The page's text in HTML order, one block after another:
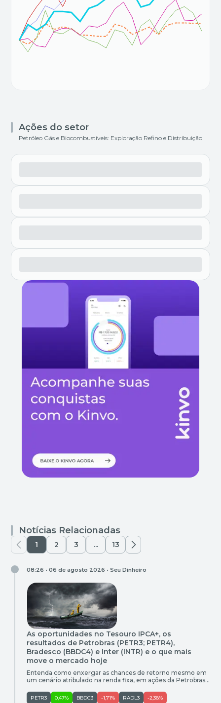
Ações do setor
Petróleo Gás e Biocombustíveis: Exploração Refino e Distribuição
Notícias Relacionadas
1 2 3 ... 13
08:26 • 06 de agosto 2026 • Seu Dinheiro
As oportunidades no Tesouro IPCA+, os
resultados de Petrobras (PETR3; PETR4),
Bradesco (BBDC4) e Inter (INTR) e o que mais
move o mercado hoje
Entenda como enxergar as chances de retorno mesmo em
um cenário atribulado na renda fixa, em ações da Petrobras
PETR3 0,47% BBDC3 -1,71% RADL3 -2,38%